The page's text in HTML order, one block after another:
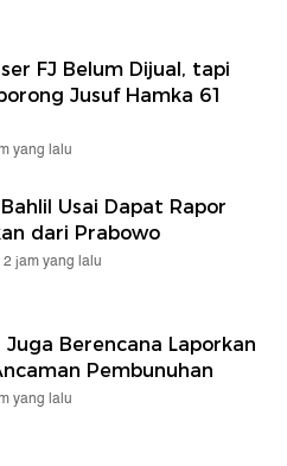
FJ Belum Dijual, tapi
Jusuf Hamka 61
yang lalu
Usai Dapat Rapor
dari Prabowo
2 jam yang lalu
Juga Berencana Laporkan
Pembunuhan
yang lalu